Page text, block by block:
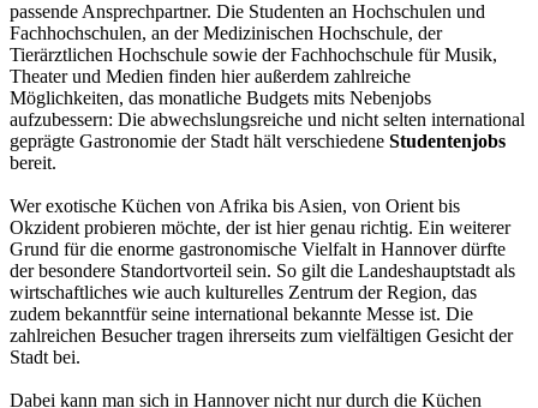
passende Ansprechpartner. Die Studenten an Hochschulen und
Fachhochschulen, an der Medizinischen Hochschule, der
Tierärztlichen Hochschule sowie der Fachhochschule für Musik,
Theater und Medien finden hier außerdem zahlreiche
Möglichkeiten, das monatliche Budgets mits Nebenjobs
aufzubessern: Die abwechslungsreiche und nicht selten international
geprägte Gastronomie der Stadt hält verschiedene Studentenjobs
bereit.
Wer exotische Küchen von Afrika bis Asien, von Orient bis
Okzident probieren möchte, der ist hier genau richtig. Ein weiterer
Grund für die enorme gastronomische Vielfalt in Hannover dürfte
der besondere Standortvorteil sein. So gilt die Landeshauptstadt als
wirtschaftliches wie auch kulturelles Zentrum der Region, das
zudem bekanntfür seine international bekannte Messe ist. Die
zahlreichen Besucher tragen ihrerseits zum vielfältigen Gesicht der
Stadt bei.
Dabei kann man sich in Hannover nicht nur durch die Küchen